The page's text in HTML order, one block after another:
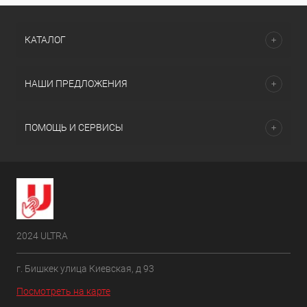
КАТАЛОГ
НАШИ ПРЕДЛОЖЕНИЯ
ПОМОЩЬ И СЕРВИСЫ
2024 ULTRA
г. Бишкек улица Киевская, д 93
Посмотреть на карте